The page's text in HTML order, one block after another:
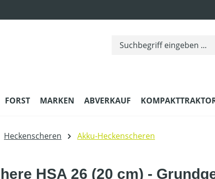
FORST MARKEN ABVERKAUF
Heckenscheren Akku-Heckenscheren
HSA 26 (20 cm) -